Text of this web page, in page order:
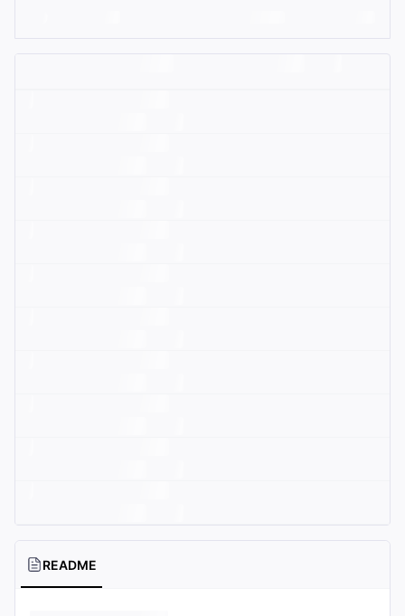
README